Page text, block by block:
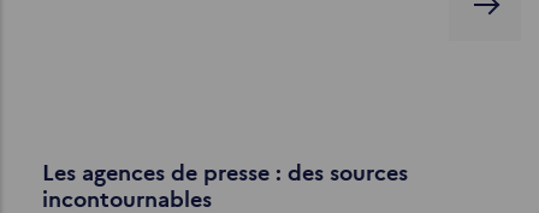
Les agences de presse : des sources
incontournables